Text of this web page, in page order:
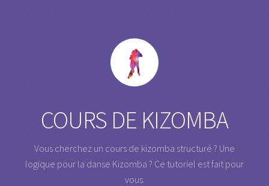
COURS DE KIZOMBA
Vous cherchez un cours de kizomba structuré ? Une
logique pour la danse Kizomba ? Ce tutoriel est fait pour
vous.